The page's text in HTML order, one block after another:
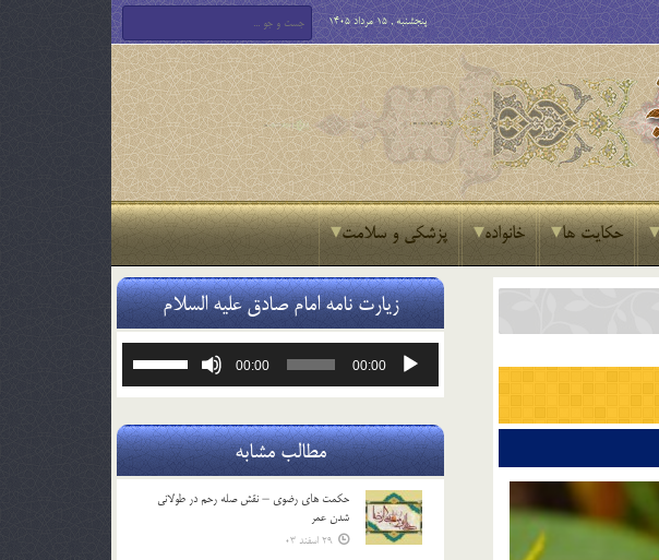
پنجشنبه , 15 مرداد 1405
حکایت ها خانواده پزشکی و سلامت
زیارت نامه امام صادق علیه السلام
پخش‌کننده
00:00
00:00
یا
صدا
کلیدهای
مطالب مشابه
حکمت های رضوی – نقش صله رحم در طولانی
شدن عمر
29 اسفند 03